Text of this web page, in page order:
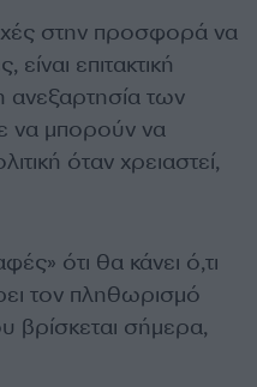
στην προσφορά να
είναι επιτακτική
ανεξαρτησία των
να μπορούν να
όταν χρειαστεί,
ότι θα κάνει ό,τι
τον πληθωρισμό
βρίσκεται σήμερα,